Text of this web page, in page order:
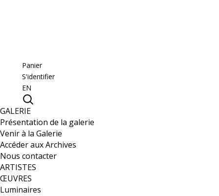
Panier
S'identifier
EN
GALERIE
Présentation de la galerie
Venir à la Galerie
Accéder aux Archives
Nous contacter
ARTISTES
ŒUVRES
Luminaires